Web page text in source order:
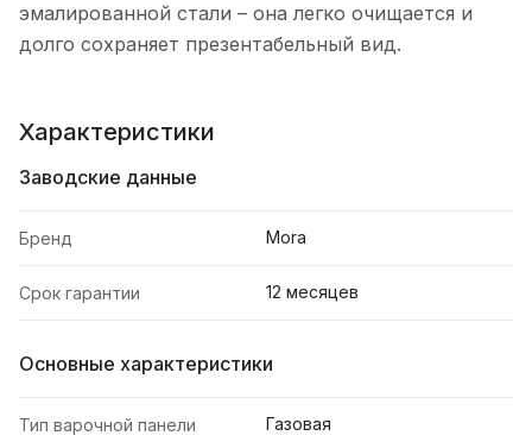
эмалированной стали – она легко очищается и
долго сохраняет презентабельный вид.
Характеристики
Заводские данные
Бренд Mora
Срок гарантии 12 месяцев
Основные характеристики
Тип варочной панели Газовая